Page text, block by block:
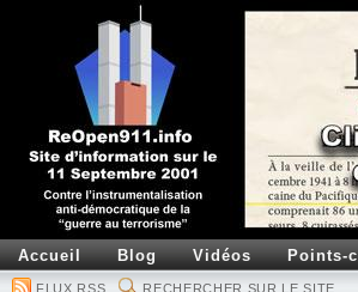
Accueil Blog Vidéos Points-
FLUX RSS RECHERCHER SUR LE SITE